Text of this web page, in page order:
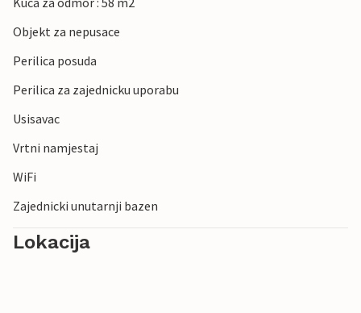
Objekt za nepusace
Perilica posuda
Perilica za zajednicku uporabu
Usisavac
Vrtni namjestaj
WiFi
Zajednicki unutarnji bazen
Lokacija